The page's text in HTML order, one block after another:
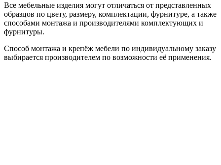
Все мебельные изделия могут отличаться от представленных
образцов по цвету, размеру, комплектации, фурнитуре, а также
способами монтажа и производителями комплектующих и
фурнитуры.
Способ монтажа и крепёж мебели по индивидуальному заказу
выбирается производителем по возможности её применения.